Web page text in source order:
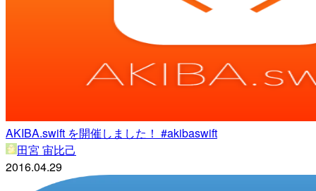
AKIBA.swift を開催しました！ #akibaswift
田宮 宙比己
2016.04.29